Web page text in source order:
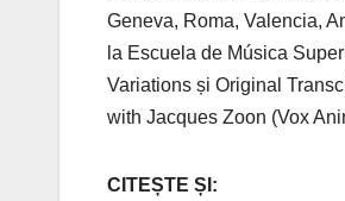
Geneva, Roma, Valencia,
la Escuela de Música
Variations și Original
with Jacques Zoon (Vox
CITEȘTE ȘI: